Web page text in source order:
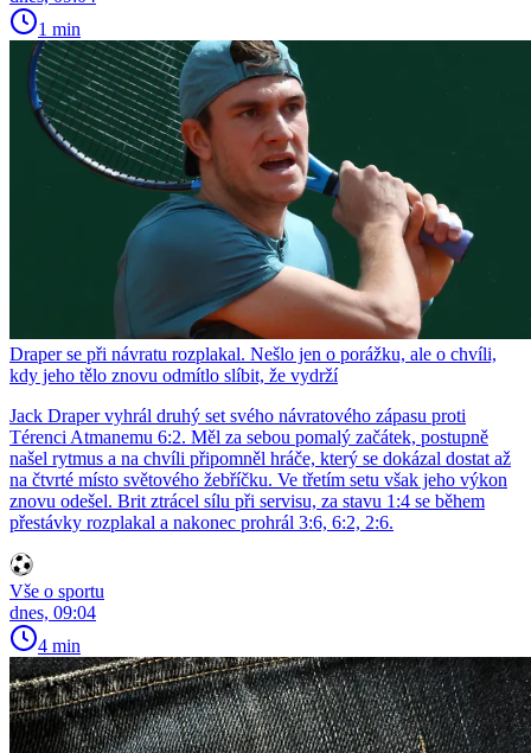
1 min
Draper se při návratu rozplakal. Nešlo jen o porážku, ale o chvíli,
kdy jeho tělo znovu odmítlo slíbit, že vydrží
Jack Draper vyhrál druhý set svého návratového zápasu proti
Térenci Atmanemu 6:2. Měl za sebou pomalý začátek, postupně
našel rytmus a na chvíli připomněl hráče, který se dokázal dostat až
na čtvrté místo světového žebříčku. Ve třetím setu však jeho výkon
znovu odešel. Brit ztrácel sílu při servisu, za stavu 1:4 se během
přestávky rozplakal a nakonec prohrál 3:6, 6:2, 2:6.
Vše o sportu
dnes, 09:04
4 min